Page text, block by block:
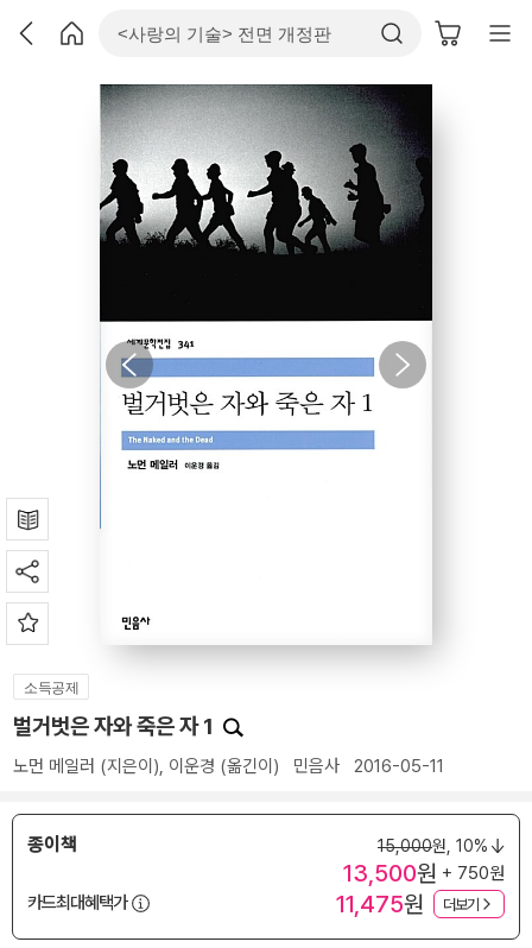
소득공제
벌거벗은 자와 죽은 자 1
노먼 메일러 (지은이), 이운경 (옮긴이) 민음사 2016-05-11
종이책 15,000원, 10%
13,500원 + 750원
카드최대혜택가
11,475원 더보기